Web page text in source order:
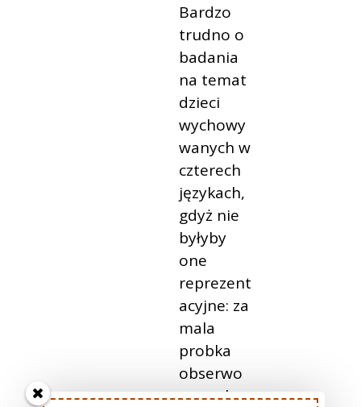
Bardzo
trudno o
badania
na temat
dzieci
wychowy
wanych w
czterech
językach,
gdyż nie
byłyby
one
reprezent
acyjne: za
mala
probka
obserwo
wanych